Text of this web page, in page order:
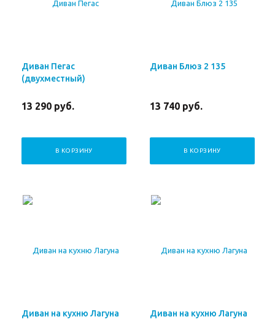
Диван Пегас
(двухместный)
13 290 руб.
В КОРЗИНУ
Диван Блюз 2 135
13 740 руб.
В КОРЗИНУ
Диван на кухню Лагуна Диван на кухню Лагуна